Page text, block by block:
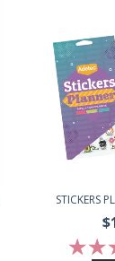
STICKERS